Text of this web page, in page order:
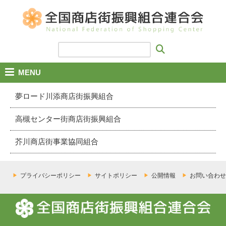
MENU
夢ロード川添商店街振興組合
高槻センター街商店街振興組合
芥川商店街事業協同組合
プライバシーポリシー サイトポリシー 公開情報 お問い合わせ